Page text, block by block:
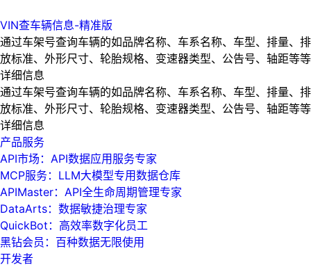
VIN查车辆信息-精准版
通过车架号查询车辆的如品牌名称、车系名称、车型、排量、排
放标准、外形尺寸、轮胎规格、变速器类型、公告号、轴距等等
详细信息
通过车架号查询车辆的如品牌名称、车系名称、车型、排量、排
放标准、外形尺寸、轮胎规格、变速器类型、公告号、轴距等等
详细信息
产品服务
API市场：API数据应用服务专家
MCP服务：LLM大模型专用数据仓库
APIMaster：API全生命周期管理专家
DataArts：数据敏捷治理专家
QuickBot：高效率数字化员工
黑钻会员：百种数据无限使用
开发者